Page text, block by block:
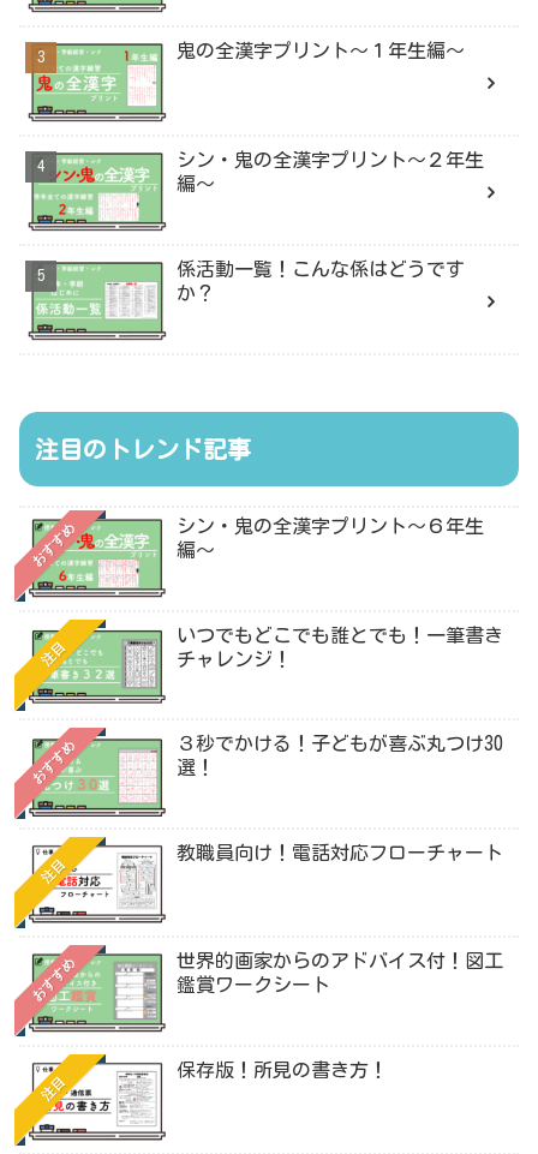
鬼の全漢字プリント〜１年生編〜
シン・鬼の全漢字プリント〜２年生
編〜
係活動一覧！こんな係はどうです
か？
注目のトレンド記事
おすすめ
シン・鬼の全漢字プリント〜６年生
編〜
注目
いつでもどこでも誰とでも！一筆書き
チャレンジ！
おすすめ
３秒でかける！子どもが喜ぶ丸つけ30
選！
注目
教職員向け！電話対応フローチャート
おすすめ
世界的画家からのアドバイス付！図工
鑑賞ワークシート
注目
保存版！所見の書き方！